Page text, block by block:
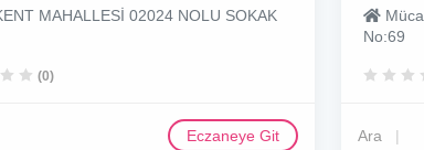
MAHALLESİ 02024 NOLU SOKAK
(0)
Eczaneye Git
No:69
Ara